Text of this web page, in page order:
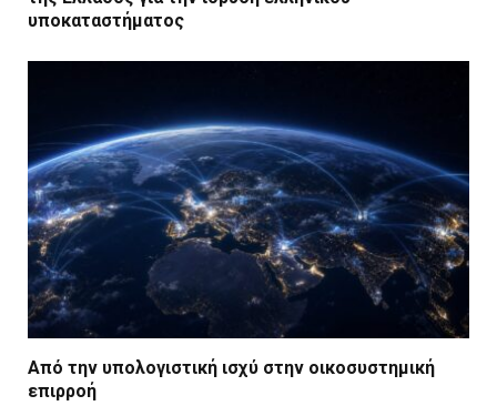
υποκαταστήματος
Από την υπολογιστική ισχύ στην οικοσυστημική
επιρροή